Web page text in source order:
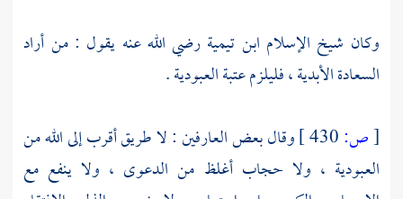
وكان شيخ الإسلام ابن تيمية رضي الله عنه يقول : من أراد
السعادة الأبدية ، فليلزم عتبة العبودية .
[ص:
وقال بعض العارفين : لا طريق أقرب إلى الله من
العبودية ، ولا حجاب أغلظ من الدعوى ، ولا ينفع مع